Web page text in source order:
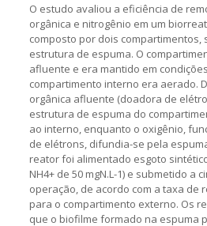
O estudo avaliou a eficiência de
orgânica e nitrogênio em um
composto por dois compartimentos,
estrutura de espuma. O
afluente e era mantido em
compartimento interno era aerado.
orgânica afluente (doadora de
estrutura de espuma do
ao interno, enquanto o oxigênio,
de elétrons, difundia-se pela
reator foi alimentado esgoto sintético
NH4+ de 50 mgN.L-1) e submetido a
operação, de acordo com a taxa de
para o compartimento externo. Os
que o biofilme formado na espuma